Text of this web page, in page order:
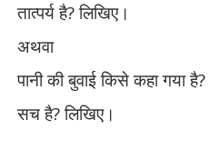
तात्पर्य है?लिखिए।
अथवा
पानी की बुवाई किसे कहा गया है?
सच है?लिखिए।